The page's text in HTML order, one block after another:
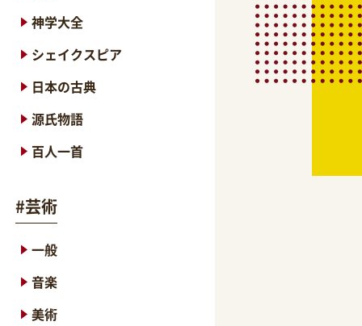
#芸術
一般
音楽
美術
神学大全
シェイクスピア
日本の古典
源氏物語
百人一首